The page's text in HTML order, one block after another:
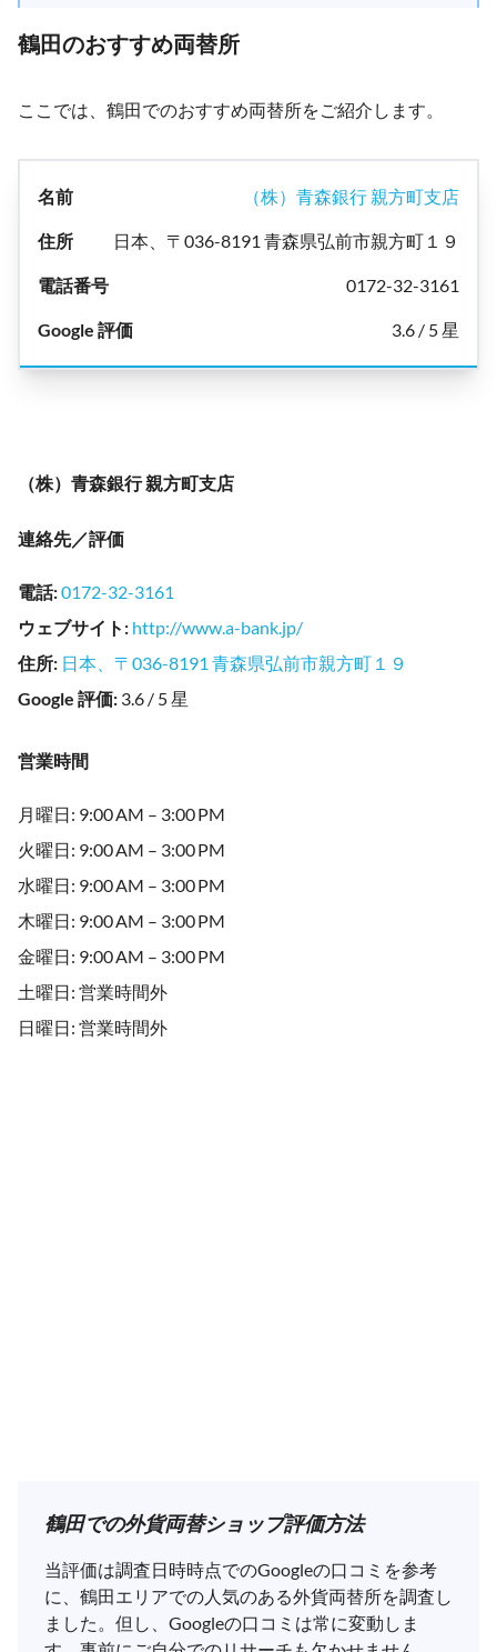
鶴田のおすすめ両替所
ここでは、鶴田でのおすすめ両替所をご紹介します。
（株）青森銀行 親方町支店
日本、〒036-8191 青森県弘前市親方町１９
0172-32-3161
3.6 / 5 星
（株）青森銀行 親方町支店
連絡先／評価
電話:0172-32-3161
ウェブサイト : http://www.a-bank.jp/
住所: 日本、〒036-8191 青森県弘前市親方町１９
Google 評価: 3.6 / 5 星
営業時間
月曜日: 9:00 AM – 3:00 PM
火曜日: 9:00 AM – 3:00 PM
水曜日: 9:00 AM – 3:00 PM
木曜日: 9:00 AM – 3:00 PM
金曜日: 9:00 AM – 3:00 PM
土曜日: 営業時間外
日曜日: 営業時間外
鶴田での外貨両替ショップ評価方法
当評価は調査日時時点でのGoogleの口コミを参考
に、鶴田エリアでの人気のある外貨両替所を調査し
ました。但し、Googleの口コミは常に変動しま